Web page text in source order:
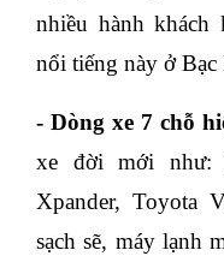
nhiều hành
nổi tiếng này ở Bạc
- Dòng xe 7 chỗ
xe đời mới như:
Xpander, Toyota
sạch sẽ, máy lạnh